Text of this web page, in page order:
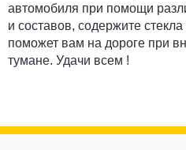
автомобиля при помощи
и составов, содержите стекла
поможет вам на дороге при
тумане. Удачи всем !